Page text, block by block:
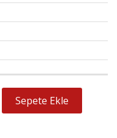
No
WVA No
29125
Sepete Ekle